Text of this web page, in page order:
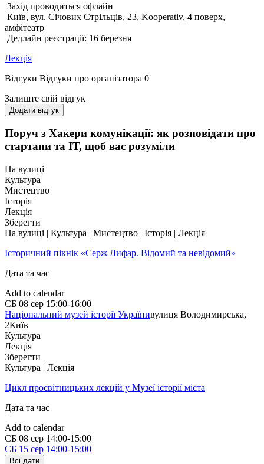
Захід проводиться офлайн
Київ, вул. Січових Стрільців, 23, Kooperativ, 4 поверх,
амфітеатр
Дедлайн реєстрації: 16 березня
Лекція
Відгуки Відгуки про організатора 0
Залиште свій відгук
Додати відгук
Поруч з Хакери комунікації: як розповідати про
стартапи та ІТ, щоб вас розуміли
На вулиці
Культура
Мистецтво
Історія
Лекція
Зберегти
На вулиці | Культура | Мистецтво | Історія | Лекція
Історичний пікнік «Серж Лифар. Відомий та невідомий»
Дата та час
Add to calendar
СБ 08 сер 15:00-16:00
Національний музей історії Українивулиця Володимирська,
2Київ
Культура
Лекція
Зберегти
Культура | Лекція
Цикл просвітницьких лекцій у Музеї історії міста
Дата та час
Add to calendar
СБ 08 сер 14:00-15:00
СБ 15 сер 14:00-15:00
Всі дати